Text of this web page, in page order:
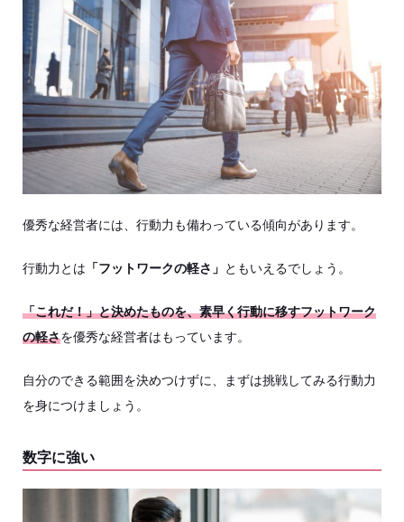
優秀な経営者には、行動力も備わっている傾向があります。
行動力とは 「フットワークの軽さ」 ともいえるでしょう。
「これだ！」と決めたものを、素早く行動に移すフットワーク
の軽さを優秀な経営者はもっています。
自分のできる範囲を決めつけずに、まずは挑戦してみる行動力
を身につけましょう。
数字に強い